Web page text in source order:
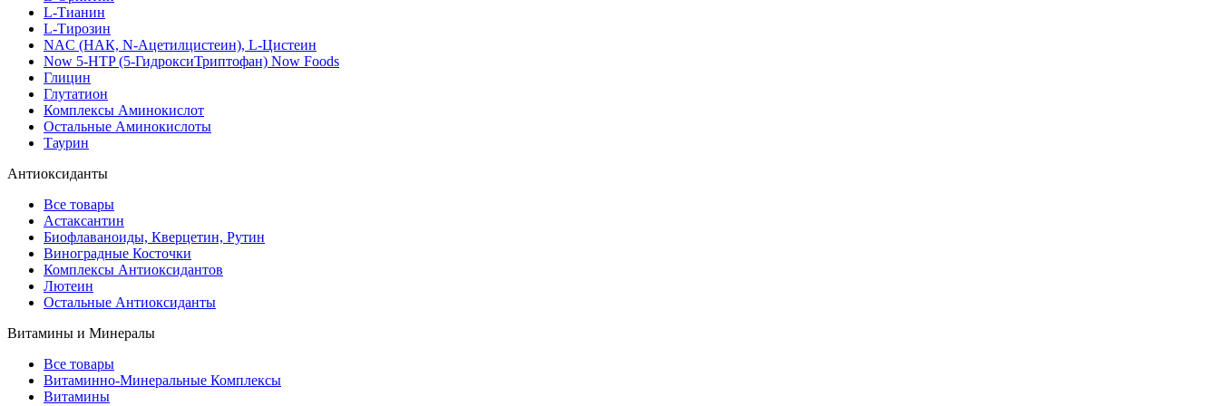
L-Тианин
L-Тирозин
NAC (НАК, N-Ацетилцистеин), L-Цистеин
Now 5-HTP (5-ГидроксиТриптофан) Now Foods
Глицин
Глутатион
Комплексы Аминокислот
Остальные Аминокислоты
Таурин
Антиоксиданты
Все товары
Астаксантин
Биофлаваноиды, Кверцетин, Рутин
Виноградные Косточки
Комплексы Антиоксидантов
Лютеин
Остальные Антиоксиданты
Витамины и Минералы
Все товары
Витаминно-Минеральные Комплексы
Витамины